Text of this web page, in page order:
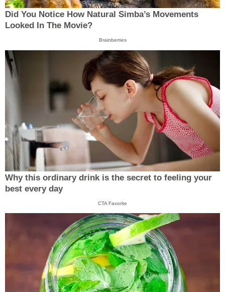
Did You Notice How Natural Simba’s Movements
Looked In The Movie?
Brainberries
Why this ordinary drink is the secret to feeling your
best every day
CTA Favorite